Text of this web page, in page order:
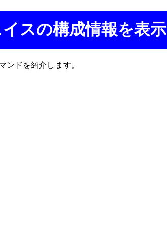
スの構成情報を表示
ンドを紹介します。